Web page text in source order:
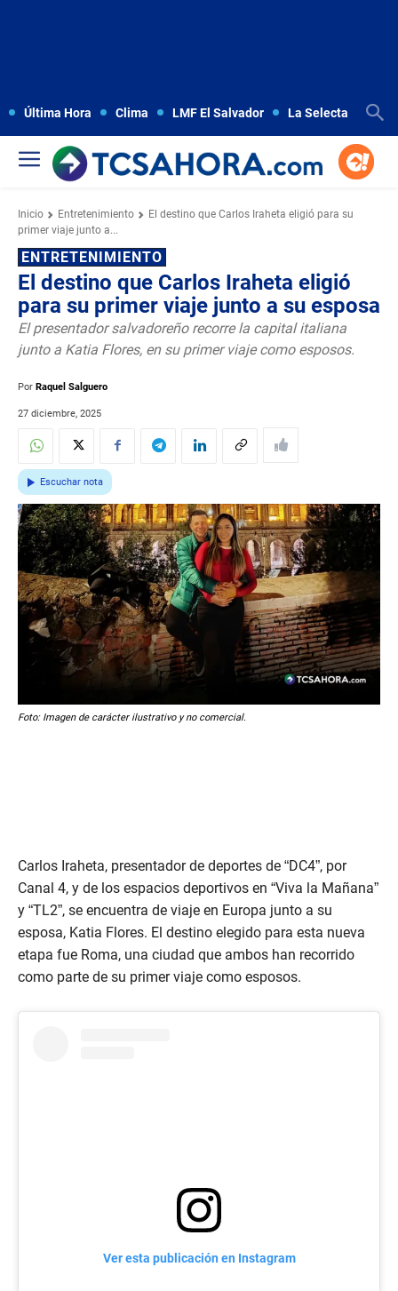
Última Hora Clima LMF El Salvador La Selecta
Inicio Entretenimiento
El destino que Carlos Iraheta eligió para su
primer viaje junto a...
ENTRETENIMIENTO
El destino que Carlos Iraheta eligió
para su primer viaje junto a su esposa
El presentador salvadoreño recorre la capital italiana
junto a Katia Flores, en su primer viaje como esposos.
Por Raquel Salguero
27 diciembre, 2025
Escuchar nota
Foto: Imagen de carácter ilustrativo y no comercial.
Carlos Iraheta, presentador de deportes de “DC4”, por
Canal 4, y de los espacios deportivos en “Viva la Mañana”
y “TL2”, se encuentra de viaje en Europa junto a su
esposa, Katia Flores. El destino elegido para esta nueva
etapa fue Roma, una ciudad que ambos han recorrido
como parte de su primer viaje como esposos.
Ver esta publicación en Instagram